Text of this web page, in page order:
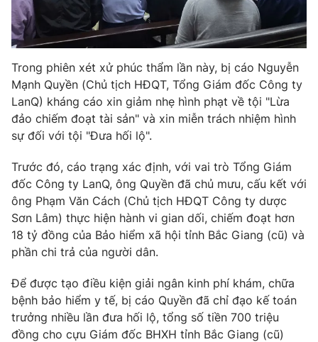
Liên hệ quảng cáo: 024-7300.7108
® Cấm sao chép dưới mọi hình thức nếu không có sự chấp
thuận bằng văn bản. Ghi rõ nguồn VTV.vn khi phát hành lại
thông tin từ website này.
Trong phiên xét xử phúc thẩm lần này, bị cáo Nguyễn
Mạnh Quyền (Chủ tịch HĐQT, Tổng Giám đốc Công ty
LanQ) kháng cáo xin giảm nhẹ hình phạt về tội "Lừa
đảo chiếm đoạt tài sản" và xin miễn trách nhiệm hình
sự đối với tội "Đưa hối lộ".
Trước đó, cáo trạng xác định, với vai trò Tổng Giám
đốc Công ty LanQ, ông Quyền đã chủ mưu, cấu kết với
ông Phạm Văn Cách (Chủ tịch HĐQT Công ty dược
Sơn Lâm) thực hiện hành vi gian dối, chiếm đoạt hơn
18 tỷ đồng của Bảo hiểm xã hội tỉnh Bắc Giang (cũ) và
phần chi trả của người dân.
Để được tạo điều kiện giải ngân kinh phí khám, chữa
bệnh bảo hiểm y tế, bị cáo Quyền đã chỉ đạo kế toán
trưởng nhiều lần đưa hối lộ, tổng số tiền 700 triệu
đồng cho cựu Giám đốc BHXH tỉnh Bắc Giang (cũ)